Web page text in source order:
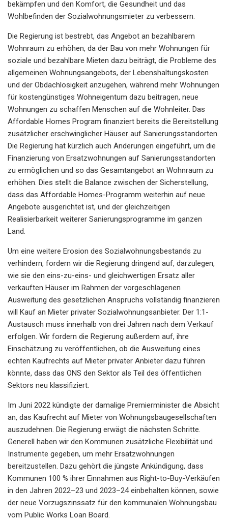
bekämpfen und den Komfort, die Gesundheit und das
Wohlbefinden der Sozialwohnungsmieter zu verbessern.
Die Regierung ist bestrebt, das Angebot an bezahlbarem
Wohnraum zu erhöhen, da der Bau von mehr Wohnungen für
soziale und bezahlbare Mieten dazu beiträgt, die Probleme des
allgemeinen Wohnungsangebots, der Lebenshaltungskosten
und der Obdachlosigkeit anzugehen, während mehr Wohnungen
für kostengünstiges Wohneigentum dazu beitragen, neue
Wohnungen zu schaffen Menschen auf die Wohnleiter. Das
Affordable Homes Program finanziert bereits die Bereitstellung
zusätzlicher erschwinglicher Häuser auf Sanierungsstandorten.
Die Regierung hat kürzlich auch Änderungen eingeführt, um die
Finanzierung von Ersatzwohnungen auf Sanierungsstandorten
zu ermöglichen und so das Gesamtangebot an Wohnraum zu
erhöhen. Dies stellt die Balance zwischen der Sicherstellung,
dass das Affordable Homes-Programm weiterhin auf neue
Angebote ausgerichtet ist, und der gleichzeitigen
Realisierbarkeit weiterer Sanierungsprogramme im ganzen
Land.
Um eine weitere Erosion des Sozialwohnungsbestands zu
verhindern, fordern wir die Regierung dringend auf, darzulegen,
wie sie den eins-zu-eins- und gleichwertigen Ersatz aller
verkauften Häuser im Rahmen der vorgeschlagenen
Ausweitung des gesetzlichen Anspruchs vollständig finanzieren
will Kauf an Mieter privater Sozialwohnungsanbieter. Der 1:1-
Austausch muss innerhalb von drei Jahren nach dem Verkauf
erfolgen. Wir fordern die Regierung außerdem auf, ihre
Einschätzung zu veröffentlichen, ob die Ausweitung eines
echten Kaufrechts auf Mieter privater Anbieter dazu führen
könnte, dass das ONS den Sektor als Teil des öffentlichen
Sektors neu klassifiziert.
Im Juni 2022 kündigte der damalige Premierminister die Absicht
an, das Kaufrecht auf Mieter von Wohnungsbaugesellschaften
auszudehnen. Die Regierung erwägt die nächsten Schritte.
Generell haben wir den Kommunen zusätzliche Flexibilität und
Instrumente gegeben, um mehr Ersatzwohnungen
bereitzustellen. Dazu gehört die jüngste Ankündigung, dass
Kommunen 100 % ihrer Einnahmen aus Right-to-Buy-Verkäufen
in den Jahren 2022–23 und 2023–24 einbehalten können, sowie
der neue Vorzugszinssatz für den kommunalen Wohnungsbau
vom Public Works Loan Board.